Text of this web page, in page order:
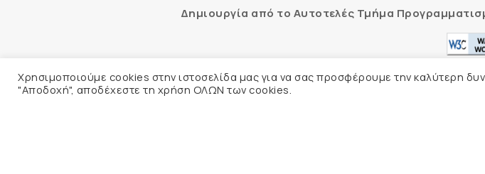
Δημιουργία από το Αυτοτελές Τμήμα
Αυτόματος έλεγχος προσβασιμότητας δικτυακού τόπου με
Χρησιμοποιούμε cookies στην ιστοσελίδα μας για να σας προσφέρουμε την καλύτερη
"Αποδοχή", αποδέχεστε τη χρήση ΟΛΩΝ των cookies.